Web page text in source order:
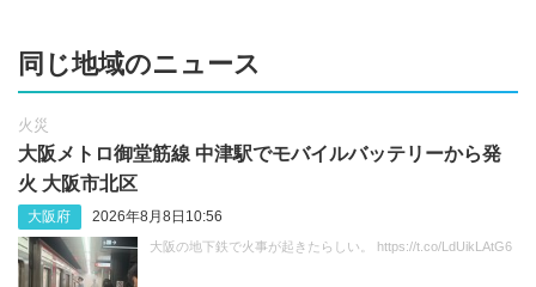
同じ地域のニュース
火災
大阪メトロ御堂筋線 中津駅でモバイルバッテリーから発
火 大阪市北区
大阪府 2026年8月8日10:56
大阪の地下鉄で火事が起きたらしい。 https://t.co/LdUikLAtG6